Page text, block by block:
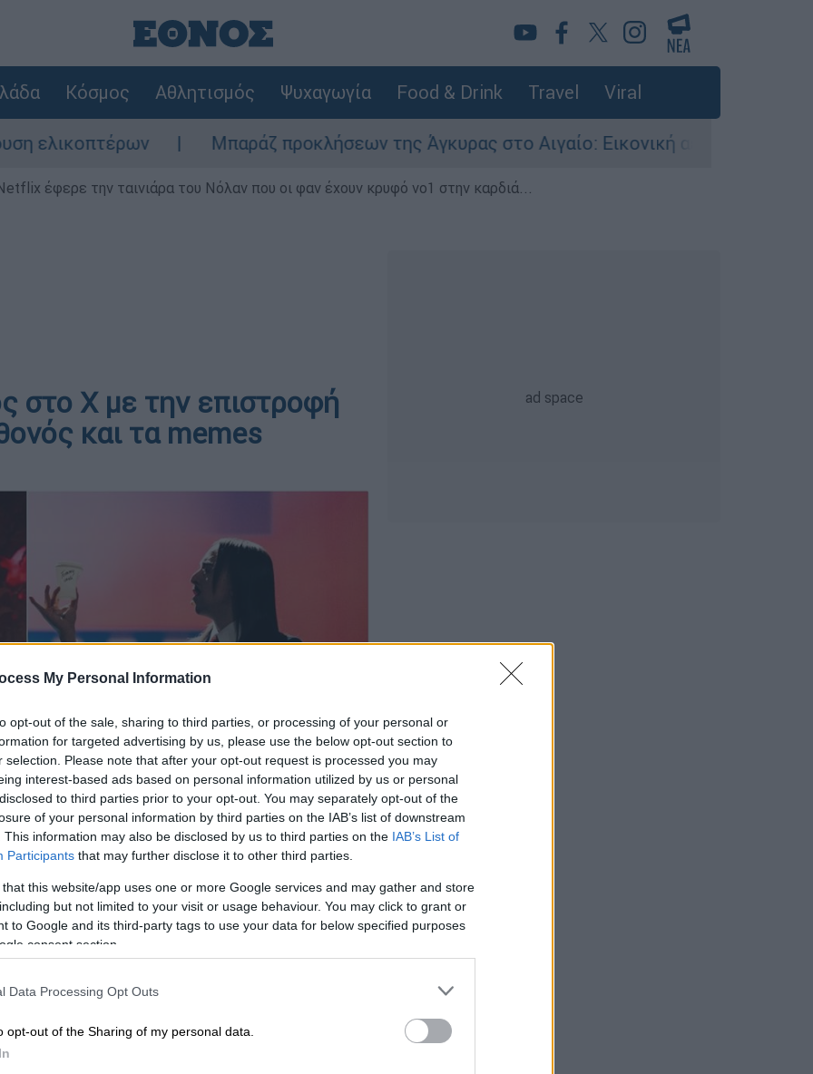
My Personal Information
opt-out of the sale, sharing to third parties, or processing of your personal or
for targeted advertising by us, please use the below opt-out section to
selection. Please note that after your opt-out request is processed you may
interest-based ads based on personal information utilized by us or personal
to third parties prior to your opt-out. You may separately opt-out of the
of your personal information by third parties on the IAB’s list of downstream
This information may also be disclosed by us to third parties on the IAB’s List of
Participants that may further disclose it to other third parties.
that this website/app uses one or more Google services and may gather and store
but not limited to your visit or usage behaviour. You may click to grant or
to Google and its third-party tags to use your data for below specified purposes
consent section.
Data Processing Opt Outs
opt-out of the Sharing of my personal data.
Κόσμος Αθλητισμός Ψυχαγωγία Food & Drink Travel Viral
Μπαράζ προκλήσεων της Άγκυρας στο Αιγαίο: Εικονική αερομαχία ανάμεσα σε
έφερε την ταινιάρα του Νόλαν που οι φαν έχουν κρυφό νο1 στην καρδιά...
στο Χ με την επιστροφή
και τα memes
το ΕΘΝΟΣ στη Google
2025να πραγματοποιείται αυτή τη
στο X (πρώην Twitter) προσφέροντας